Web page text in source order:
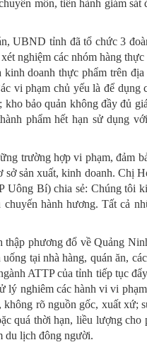
môn, tiến hành giám
UBND tỉnh đã tổ chức 3
nghiệm các nhóm hàng
doanh thực phẩm trên
vi phạm chủ yếu là để dụng
bảo quản không đầy đủ
phẩm hết hạn sử dụng
trường hợp vi phạm, đảm
sản xuất, kinh doanh. Chị
Bí) chia sẻ: Chúng tôi
hành hương. Tất cả
phương đổ về Quảng
tại nhà hàng, quán ăn,
ATTP của tỉnh tiếp tục
nghiêm các hành vi vi
rõ nguồn gốc, xuất xứ;
quá thời hạn, liều lượng
du lịch đông người.